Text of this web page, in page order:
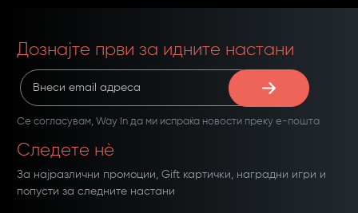
Дознајте први за идните настани
Се согласувам, Way In да ми испраќа новости преку е-пошта
Следете нѐ
За најразлични промоции, Gift картички, наградни игри и
попусти за следните настани